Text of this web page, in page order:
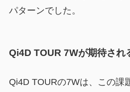
パターンでした。
Qi4D TOUR 7Wが期待され
Qi4D TOURの7Wは、この課